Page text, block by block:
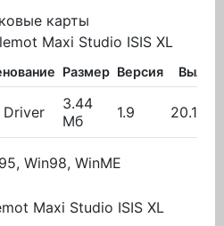
карты
Maxi Studio ISIS XL
Размер Версия
3.44
Мб
1.9
Win98, WinME
Maxi Studio ISIS XL